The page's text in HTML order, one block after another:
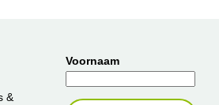
&
Voornaam